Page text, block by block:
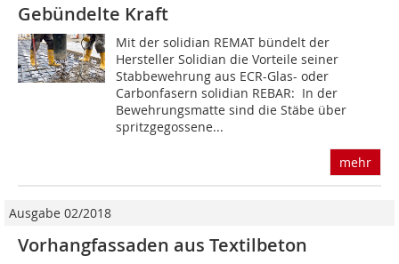
Gebündelte Kraft
Mit der solidian REMAT bündelt der
Hersteller Solidian die Vorteile seiner
Stabbewehrung aus ECR-Glas- oder
Carbonfasern solidian REBAR: In der
Bewehrungsmatte sind die Stäbe über
spritzgegossene...
mehr
Ausgabe 02/2018
Vorhangfassaden aus Textilbeton